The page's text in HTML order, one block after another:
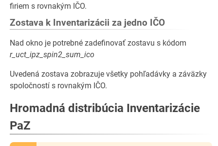
firiem s rovnakým IČO.
Zostava k Inventarizácii za jedno IČO
Nad okno je potrebné zadefinovať zostavu s kódom
r_uct_ipz_spin2_sum_ico
Uvedená zostava zobrazuje všetky pohľadávky a záväzky
spoločností s rovnakým IČO.
Hromadná distribúcia Inventarizácie
PaZ